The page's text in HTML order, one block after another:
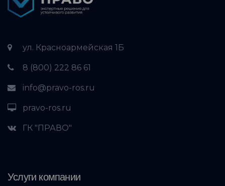
ул. Красноармейская 1Б
8 (800) 222 86 61
info@pravo-ros.ru
pravo-ros.ru
ГК "ПРАВО"
Услуги компании